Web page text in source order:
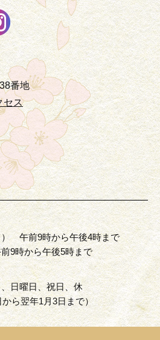
番地
セス
） 午前9時から午後4時まで
9時から午後5時まで
日曜日、祝日、休
ら翌年1月3日まで）